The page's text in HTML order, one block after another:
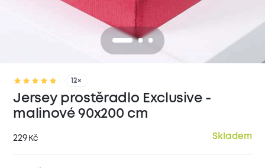
12×
Jersey prostěradlo Exclusive -
malinové 90x200 cm
229 Kč Skladem